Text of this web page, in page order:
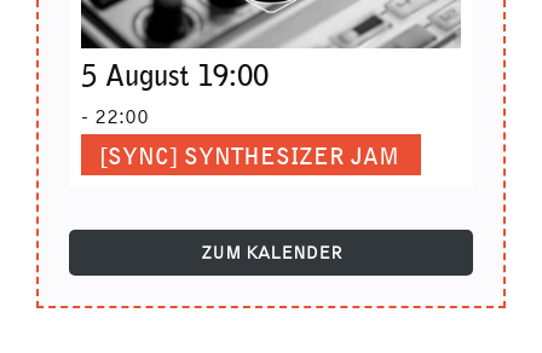
5 August 19:00
- 22:00
[SYNC] SYNTHESIZER JAM
ZUM KALENDER